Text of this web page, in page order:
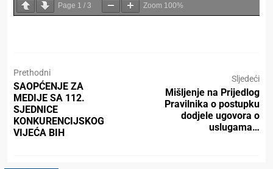
Page 1 / 3 Zoom 100%
Prethodni
SAOPĆENJE ZA
MEDIJE SA 112.
SJEDNICE
KONKURENCIJSKOG
VIJEĆA BIH
Sljedeći
Mišljenje na Prijedlog
Pravilnika o postupku
dodjele ugovora o
uslugama…